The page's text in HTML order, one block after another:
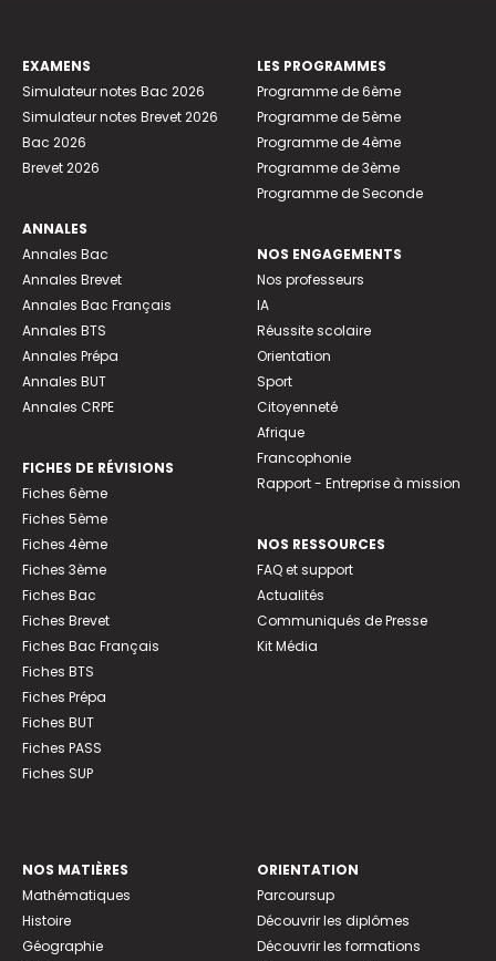
EXAMENS
Simulateur notes Bac 2026
Simulateur notes Brevet 2026
Bac 2026
Brevet 2026
ANNALES
Annales Bac
Annales Brevet
Annales Bac Français
Annales BTS
Annales Prépa
Annales BUT
Annales CRPE
FICHES DE RÉVISIONS
Fiches 6ème
Fiches 5ème
Fiches 4ème
Fiches 3ème
Fiches Bac
Fiches Brevet
Fiches Bac Français
Fiches BTS
Fiches Prépa
Fiches BUT
Fiches PASS
Fiches SUP
LES PROGRAMMES
Programme de 6ème
Programme de 5ème
Programme de 4ème
Programme de 3ème
Programme de Seconde
NOS ENGAGEMENTS
Nos professeurs
IA
Réussite scolaire
Orientation
Sport
Citoyenneté
Afrique
Francophonie
Rapport - Entreprise à mission
NOS RESSOURCES
FAQ et support
Actualités
Communiqués de Presse
Kit Média
NOS MATIÈRES
Mathématiques
Histoire
Géographie
ORIENTATION
Parcoursup
Découvrir les diplômes
Découvrir les formations